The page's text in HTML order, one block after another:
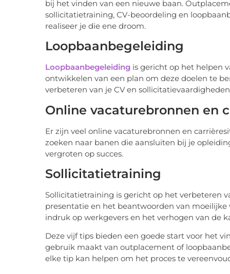
bij het vinden van een nieuwe baan.
sollicitatietraining, CV-beoordeling en
realiseer je die ene droom.
Loopbaanbegeleiding
Loopbaanbegeleiding is gericht op het helpen
ontwikkelen van een plan om deze doelen te
verbeteren van je CV en
Online vacaturebronnen en
Er zijn veel online vacaturebronnen en
zoeken naar banen die aansluiten bij je
vergroten op succes.
Sollicitatietraining
Sollicitatietraining is gericht op het verbeteren
presentatie en het beantwoorden van
indruk op werkgevers en het verhogen van de
Deze vijf tips bieden een goede start voor het
gebruik maakt van outplacement of
elke tip kan helpen om het proces te